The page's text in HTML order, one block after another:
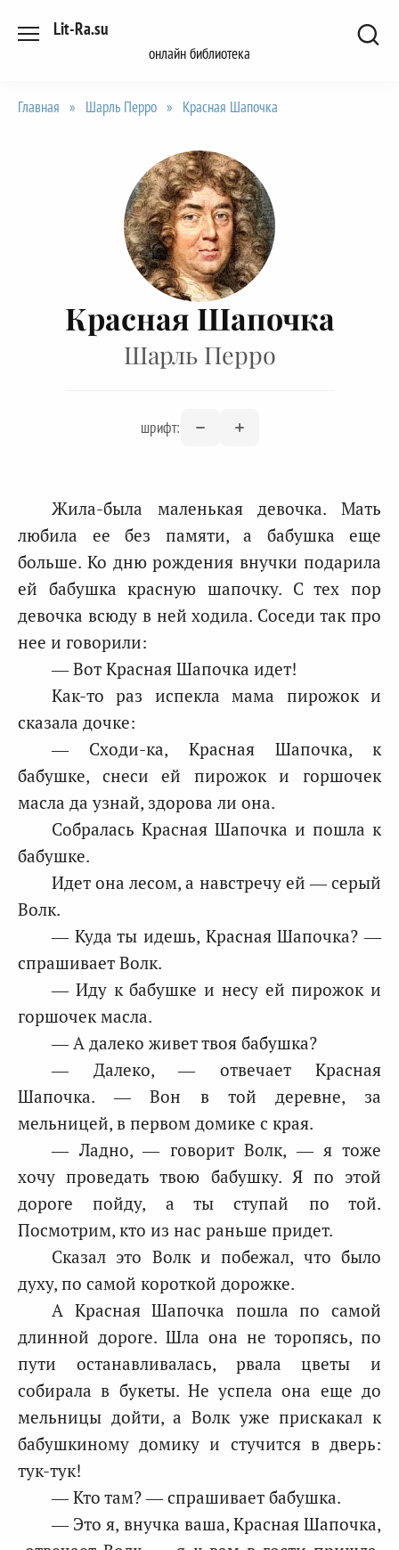
Lit-Ra.su
онлайн библиотека
Главная » Шарль Перро » Красная Шапочка
Красная Шапочка
Шарль Перро
шрифт:
Жила-была маленькая девочка. Мать
любила ее без памяти, а бабушка еще
больше. Ко дню рождения внучки подарила
ей бабушка красную шапочку. С тех пор
девочка всюду в ней ходила. Соседи так про
нее и говорили:
— Вот Красная Шапочка идет!
Как-то раз испекла мама пирожок и
сказала дочке:
— Сходи-ка, Красная Шапочка, к
бабушке, снеси ей пирожок и горшочек
масла да узнай, здорова ли она.
Собралась Красная Шапочка и пошла к
бабушке.
Идет она лесом, а навстречу ей — серый
Волк.
— Куда ты идешь, Красная Шапочка? —
спрашивает Волк.
— Иду к бабушке и несу ей пирожок и
горшочек масла.
— А далеко живет твоя бабушка?
— Далеко, — отвечает Красная
Шапочка. — Вон в той деревне, за
мельницей, в первом домике с края.
— Ладно, — говорит Волк, — я тоже
хочу проведать твою бабушку. Я по этой
дороге пойду, а ты ступай по той.
Посмотрим, кто из нас раньше придет.
Сказал это Волк и побежал, что было
духу, по самой короткой дорожке.
А Красная Шапочка пошла по самой
длинной дороге. Шла она не торопясь, по
пути останавливалась, рвала цветы и
собирала в букеты. Не успела она еще до
мельницы дойти, а Волк уже прискакал к
бабушкиному домику и стучится в дверь:
тук-тук!
— Кто там? — спрашивает бабушка.
— Это я, внучка ваша, Красная Шапочка,